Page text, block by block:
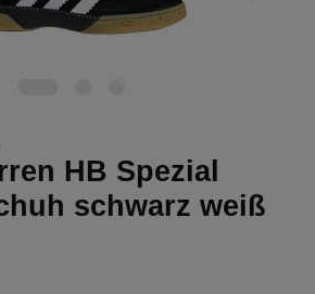
HB Spezial
schwarz weiß